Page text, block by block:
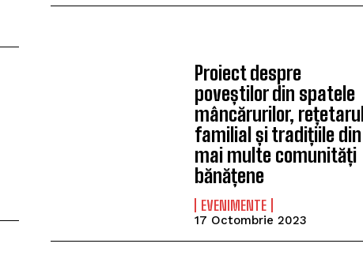
Proiect despre
poveștilor din spatele
mâncărurilor, rețetarul
familial și tradițiile din
mai multe comunități
bănățene
EVENIMENTE
17 Octombrie 2023